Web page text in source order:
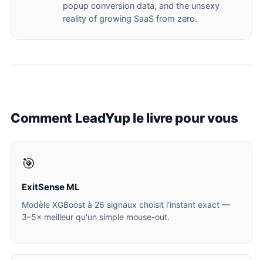
popup conversion data, and the unsexy
reality of growing SaaS from zero.
Comment LeadYup le livre pour vous
🎯
ExitSense ML
Modèle XGBoost à 26 signaux choisit l'instant exact —
3–5× meilleur qu'un simple mouse-out.